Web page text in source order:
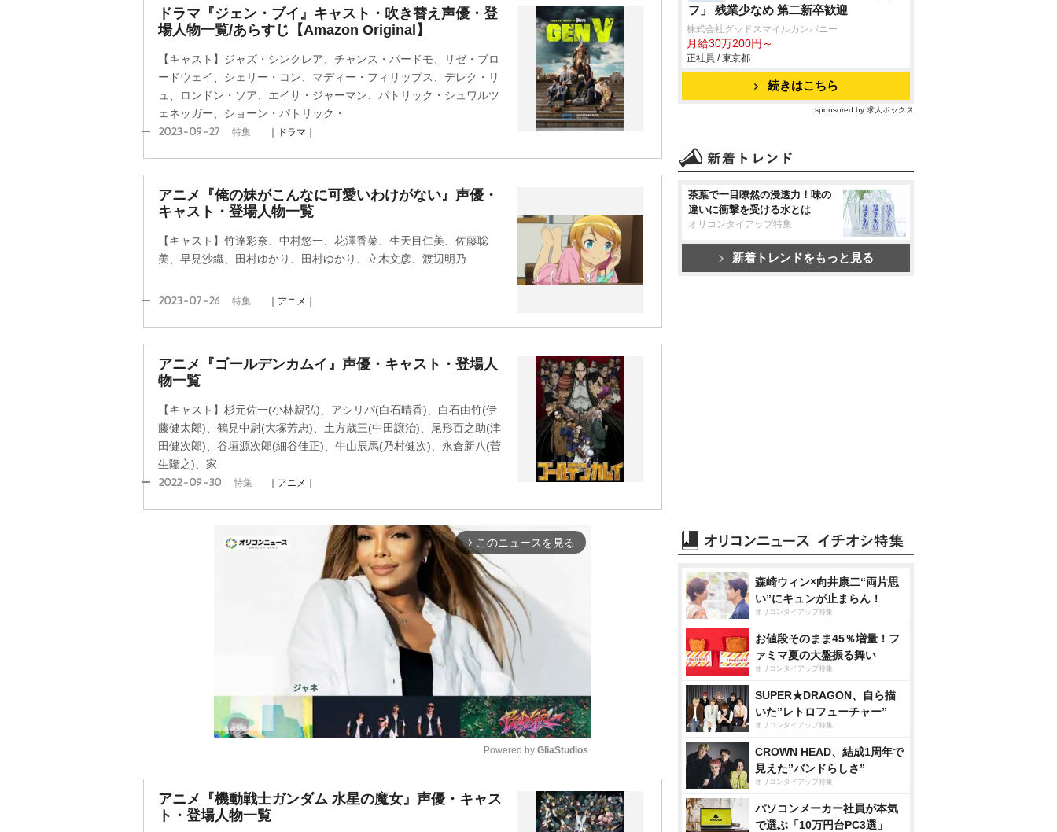
ドラマ『ジェン・ブイ』キャスト・吹き替え声優・登
場人物一覧/あらすじ【Amazon Original】
【キャスト】ジャズ・シンクレア、チャンス・パードモ、リゼ・ブロ
ードウェイ、シェリー・コン、マディー・フィリップス、デレク・リ
ュ、ロンドン・ソア、エイサ・ジャーマン、パトリック・シュワルツ
ェネッガー、ショーン・パトリック・
2023-09-27 特集 ｜ドラマ｜
アニメ『俺の妹がこんなに可愛いわけがない』声優・
キャスト・登場人物一覧
【キャスト】竹達彩奈、中村悠一、花澤香菜、生天目仁美、佐藤聡
美、早見沙織、田村ゆかり、田村ゆかり、立木文彦、渡辺明乃
2023-07-26 特集 ｜アニメ｜
アニメ『ゴールデンカムイ』声優・キャスト・登場人
物一覧
【キャスト】杉元佐一(小林親弘)、アシリパ(白石晴香)、白石由竹(伊
藤健太郎)、鶴見中尉(大塚芳忠)、土方歳三(中田譲治)、尾形百之助(津
田健次郎)、谷垣源次郎(細谷佳正)、牛山辰馬(乃村健次)、永倉新八(菅
生隆之)、家
2022-09-30 特集 ｜アニメ｜
arrow_forward_ios このニュースを見る
Powered by GliaStudios
アニメ『機動戦士ガンダム 水星の魔女』声優・キャス
ト・登場人物一覧
フ」 残業少なめ 第二新卒歓迎
株式会社グッドスマイルカンパニー
月給30万200円～
正社員 / 東京都
続きはこちら
sponsored by 求人ボックス
茶葉で一目瞭然の浸透力！味の
違いに衝撃を受ける水とは
オリコンタイアップ特集
新着トレンドをもっと見る
森崎ウィン×向井康二“両片思
い”にキュンが止まらん！
オリコンタイアップ特集
お値段そのまま45％増量！フ
ァミマ夏の大盤振る舞い
オリコンタイアップ特集
SUPER★DRAGON、自ら描
いた”レトロフューチャー”
オリコンタイアップ特集
CROWN HEAD、結成1周年で
見えた”バンドらしさ”
オリコンタイアップ特集
パソコンメーカー社員が本気
で選ぶ「10万円台PC3選」